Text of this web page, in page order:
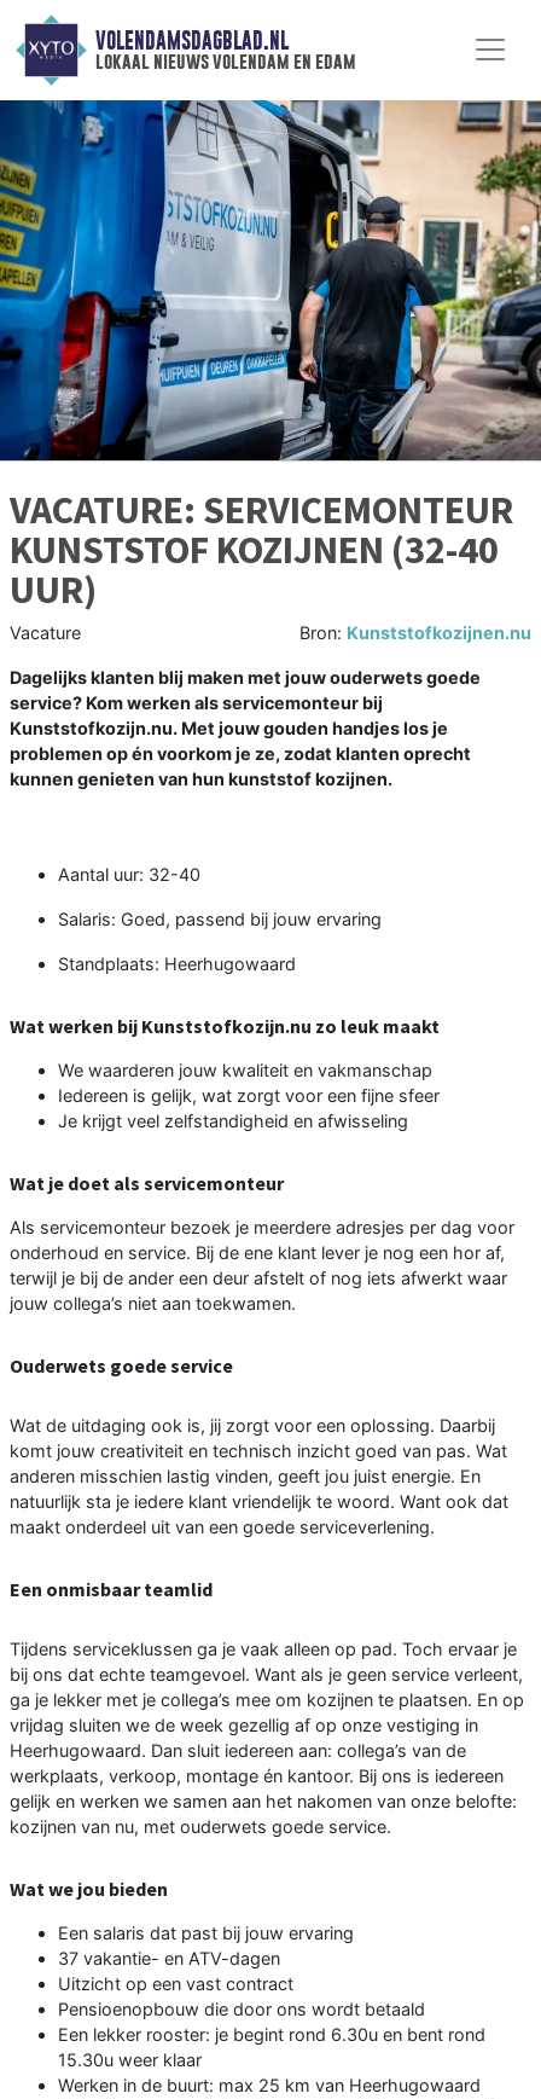
VOLENDAMSDAGBLAD.NL
lokaal nieuws volendam en edam
VACATURE: SERVICEMONTEUR
KUNSTSTOF KOZIJNEN (32-40
UUR)
Vacature Bron: Kunststofkozijnen.nu
Dagelijks klanten blij maken met jouw ouderwets goede
service? Kom werken als servicemonteur bij
Kunststofkozijn.nu. Met jouw gouden handjes los je
problemen op én voorkom je ze, zodat klanten oprecht
kunnen genieten van hun kunststof kozijnen.
Aantal uur: 32-40
Salaris: Goed, passend bij jouw ervaring
Standplaats: Heerhugowaard
Wat werken bij Kunststofkozijn.nu zo leuk maakt
We waarderen jouw kwaliteit en vakmanschap
Iedereen is gelijk, wat zorgt voor een fijne sfeer
Je krijgt veel zelfstandigheid en afwisseling
Wat je doet als servicemonteur
Als servicemonteur bezoek je meerdere adresjes per dag voor
onderhoud en service. Bij de ene klant lever je nog een hor af,
terwijl je bij de ander een deur afstelt of nog iets afwerkt waar
jouw collega’s niet aan toekwamen.
Ouderwets goede service
Wat de uitdaging ook is, jij zorgt voor een oplossing. Daarbij
komt jouw creativiteit en technisch inzicht goed van pas. Wat
anderen misschien lastig vinden, geeft jou juist energie. En
natuurlijk sta je iedere klant vriendelijk te woord. Want ook dat
maakt onderdeel uit van een goede serviceverlening.
Een onmisbaar teamlid
Tijdens serviceklussen ga je vaak alleen op pad. Toch ervaar je
bij ons dat echte teamgevoel. Want als je geen service verleent,
ga je lekker met je collega’s mee om kozijnen te plaatsen. En op
vrijdag sluiten we de week gezellig af op onze vestiging in
Heerhugowaard. Dan sluit iedereen aan: collega’s van de
werkplaats, verkoop, montage én kantoor. Bij ons is iedereen
gelijk en werken we samen aan het nakomen van onze belofte:
kozijnen van nu, met ouderwets goede service.
Wat we jou bieden
Een salaris dat past bij jouw ervaring
37 vakantie- en ATV-dagen
Uitzicht op een vast contract
Pensioenopbouw die door ons wordt betaald
Een lekker rooster: je begint rond 6.30u en bent rond
15.30u weer klaar
Werken in de buurt: max 25 km van Heerhugowaard